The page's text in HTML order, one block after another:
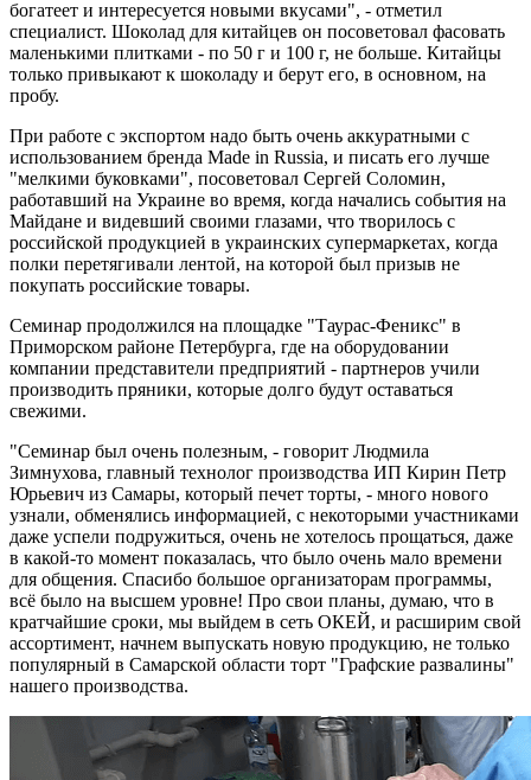
богатеет и интересуется новыми вкусами", - отметил
специалист. Шоколад для китайцев он посоветовал фасовать
маленькими плитками - по 50 г и 100 г, не больше. Китайцы
только привыкают к шоколаду и берут его, в основном, на
пробу.
При работе с экспортом надо быть очень аккуратными с
использованием бренда Made in Russia, и писать его лучше
"мелкими буковками", посоветовал Сергей Соломин,
работавший на Украине во время, когда начались события на
Майдане и видевший своими глазами, что творилось с
российской продукцией в украинских супермаркетах, когда
полки перетягивали лентой, на которой был призыв не
покупать российские товары.
Семинар продолжился на площадке "Таурас-Феникс" в
Приморском районе Петербурга, где на оборудовании
компании представители предприятий - партнеров учили
производить пряники, которые долго будут оставаться
свежими.
"Семинар был очень полезным, - говорит Людмила
Зимнухова, главный технолог производства ИП Кирин Петр
Юрьевич из Самары, который печет торты, - много нового
узнали, обменялись информацией, с некоторыми участниками
даже успели подружиться, очень не хотелось прощаться, даже
в какой-то момент показалась, что было очень мало времени
для общения. Спасибо большое организаторам программы,
всё было на высшем уровне! Про свои планы, думаю, что в
кратчайшие сроки, мы выйдем в сеть ОКЕЙ, и расширим свой
ассортимент, начнем выпускать новую продукцию, не только
популярный в Самарской области торт "Графские развалины"
нашего производства.